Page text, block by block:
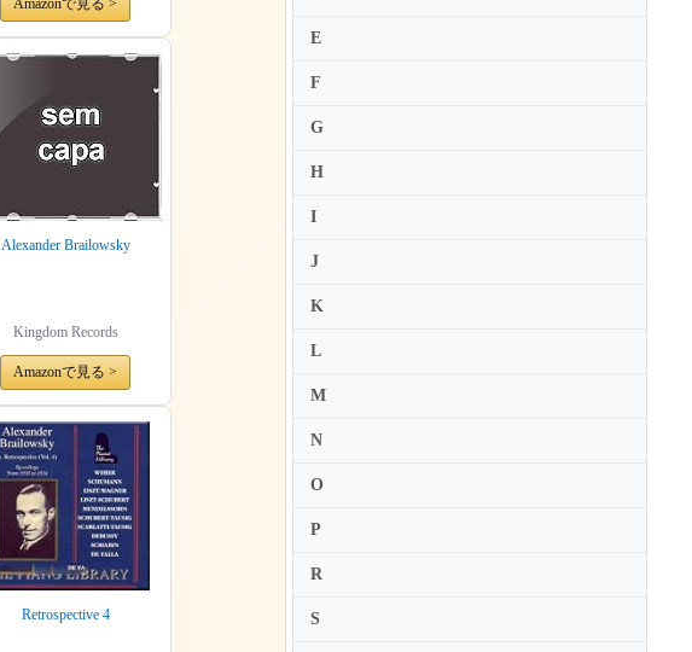
Amazonで見る >
Alexander Brailowsky
Kingdom Records
Amazonで見る >
Retrospective 4
Aisa Ijiri
Akane Matsumoto
Aki Kuroda
Aki Takahashi
E
F
G
H
I
J
K
L
M
N
O
P
R
S